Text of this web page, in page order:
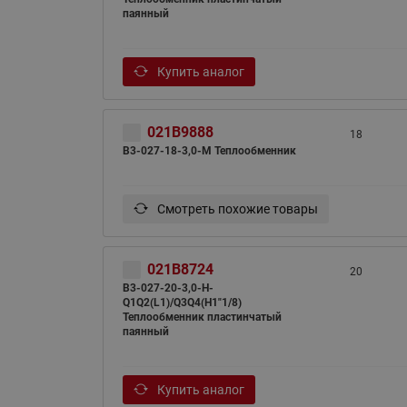
паянный
Купить аналог
021B9888
B3-027-18-3,0-M Теплообменник
18
Смотреть похожие товары
021B8724
B3-027-20-3,0-H-
Q1Q2(L1)/Q3Q4(H1"1/8)
Теплообменник пластинчатый
паянный
20
Купить аналог